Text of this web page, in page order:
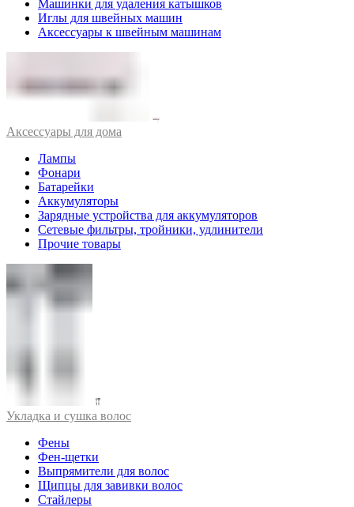
Машинки для удаления катышков
Иглы для швейных машин
Аксессуары к швейным машинам
Аксессуары для дома
Лампы
Фонари
Батарейки
Аккумуляторы
Зарядные устройства для аккумуляторов
Сетевые фильтры, тройники, удлинители
Прочие товары
Укладка и сушка волос
Фены
Фен-щетки
Выпрямители для волос
Щипцы для завивки волос
Стайлеры